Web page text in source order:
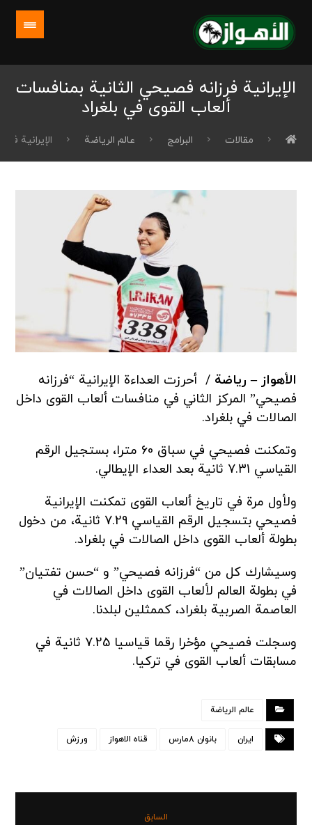
الإيرانية فرزانه فصيحي الثانية بمنافسات
ألعاب القوى في بلغراد
مقالات البرامج عالم الرياضة الإيرانية
الأهواز – ریاضة / أحرزت العداءة الإيرانية “فرزانه
فصيحي” المركز الثاني في منافسات ألعاب القوى داخل
الصالات في بلغراد.
وتمكنت فصيحي في سباق 60 مترا، بستجيل الرقم
القياسي 7.31 ثانية بعد العداء الإيطالي
.
ولأول مرة في تاريخ ألعاب القوى تمكنت الإيرانية
فصيحي بتسجيل الرقم القياسي 7.29 ثانية، من دخول
بطولة ألعاب القوى داخل الصالات في بلغراد.
وسيشارك كل من “فرزانه فصيحي” و “حسن تفتيان”
في بطولة العالم لألعاب القوى داخل الصالات في
العاصمة الصربية بلغراد، كممثلين لبلدنا.
وسجلت فصيحي مؤخرا رقما قياسيا 7.25 ثانية في
مسابقات ألعاب القوى في تركيا.
عالم الرياضة
ایران بانوان 8مارس قناه الاهواز ورزش
السابق